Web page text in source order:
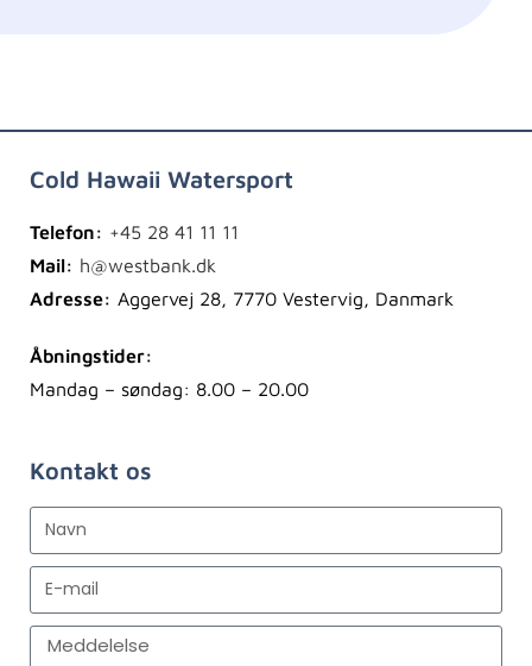
Cold Hawaii Watersport
Telefon: +45 28 41 11 11
Mail: h@westbank.dk
Adresse: Aggervej 28, 7770 Vestervig, Danmark
Åbningstider:
Mandag – søndag: 8.00 – 20.00
Kontakt os